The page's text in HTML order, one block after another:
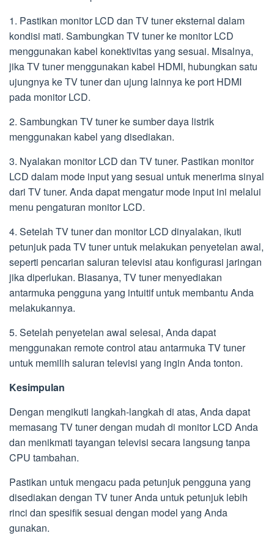
1. Pastikan monitor LCD dan TV tuner eksternal dalam
kondisi mati. Sambungkan TV tuner ke monitor LCD
menggunakan kabel konektivitas yang sesuai. Misalnya,
jika TV tuner menggunakan kabel HDMI, hubungkan satu
ujungnya ke TV tuner dan ujung lainnya ke port HDMI
pada monitor LCD.
2. Sambungkan TV tuner ke sumber daya listrik
menggunakan kabel yang disediakan.
3. Nyalakan monitor LCD dan TV tuner. Pastikan monitor
LCD dalam mode input yang sesuai untuk menerima sinyal
dari TV tuner. Anda dapat mengatur mode input ini melalui
menu pengaturan monitor LCD.
4. Setelah TV tuner dan monitor LCD dinyalakan, ikuti
petunjuk pada TV tuner untuk melakukan penyetelan awal,
seperti pencarian saluran televisi atau konfigurasi jaringan
jika diperlukan. Biasanya, TV tuner menyediakan
antarmuka pengguna yang intuitif untuk membantu Anda
melakukannya.
5. Setelah penyetelan awal selesai, Anda dapat
menggunakan remote control atau antarmuka TV tuner
untuk memilih saluran televisi yang ingin Anda tonton.
Kesimpulan
Dengan mengikuti langkah-langkah di atas, Anda dapat
memasang TV tuner dengan mudah di monitor LCD Anda
dan menikmati tayangan televisi secara langsung tanpa
CPU tambahan.
Pastikan untuk mengacu pada petunjuk pengguna yang
disediakan dengan TV tuner Anda untuk petunjuk lebih
rinci dan spesifik sesuai dengan model yang Anda
gunakan.